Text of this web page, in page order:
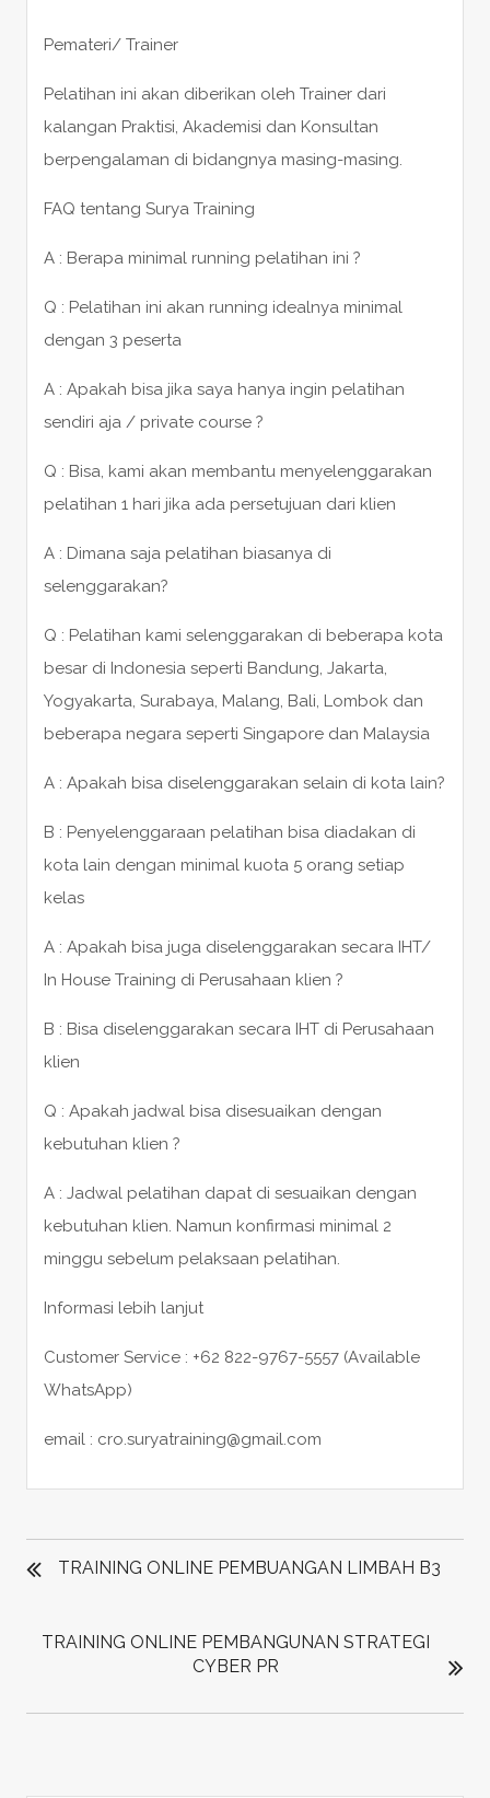
Pemateri/ Trainer
Pelatihan ini akan diberikan oleh Trainer dari
kalangan Praktisi, Akademisi dan Konsultan
berpengalaman di bidangnya masing-masing.
FAQ tentang Surya Training
A : Berapa minimal running pelatihan ini ?
Q : Pelatihan ini akan running idealnya minimal
dengan 3 peserta
A : Apakah bisa jika saya hanya ingin pelatihan
sendiri aja / private course ?
Q : Bisa, kami akan membantu menyelenggarakan
pelatihan 1 hari jika ada persetujuan dari klien
A : Dimana saja pelatihan biasanya di
selenggarakan?
Q : Pelatihan kami selenggarakan di beberapa kota
besar di Indonesia seperti Bandung, Jakarta,
Yogyakarta, Surabaya, Malang, Bali, Lombok dan
beberapa negara seperti Singapore dan Malaysia
A : Apakah bisa diselenggarakan selain di kota lain?
B : Penyelenggaraan pelatihan bisa diadakan di
kota lain dengan minimal kuota 5 orang setiap
kelas
A : Apakah bisa juga diselenggarakan secara IHT/
In House Training di Perusahaan klien ?
B : Bisa diselenggarakan secara IHT di Perusahaan
klien
Q : Apakah jadwal bisa disesuaikan dengan
kebutuhan klien ?
A : Jadwal pelatihan dapat di sesuaikan dengan
kebutuhan klien. Namun konfirmasi minimal 2
minggu sebelum pelaksaan pelatihan.
Informasi lebih lanjut
Customer Service : +62 822-9767-5557 (Available
WhatsApp)
email : cro.suryatraining@gmail.com
POST
NAVIGATION
TRAINING ONLINE PEMBUANGAN LIMBAH B3
TRAINING ONLINE PEMBANGUNAN STRATEGI
CYBER PR